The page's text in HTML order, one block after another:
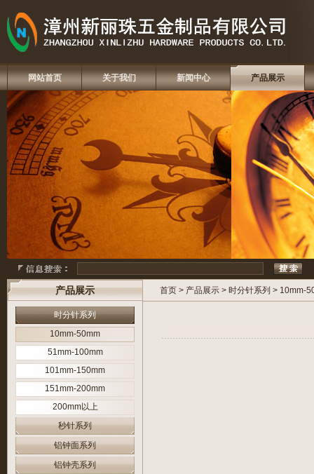
网站首页 关于我们 新闻中心 产品展示
产品展示
时分针系列
10mm-50mm
51mm-100mm
101mm-150mm
151mm-200mm
200mm以上
秒针系列
铝钟面系列
铝钟壳系列
首页 > 产品展示 > 时分针系列 > 10mm-